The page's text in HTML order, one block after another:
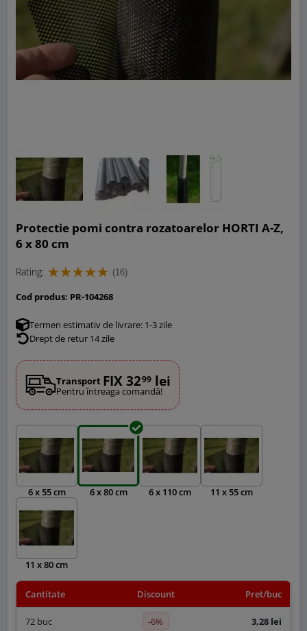
Protectie pomi contra rozatoarelor HORTI A-Z,
6 x 80 cm
Rating: (16)
Cod produs: PR-104268
Termen estimativ de livrare: 1-3 zile
Drept de retur 14 zile
Transport FIX 3299 lei
Pentru întreaga comandă!
6 x 55 cm 6 x 80 cm 6 x 110 cm 11 x 55 cm
11 x 80 cm
Cantitate Discount Pret/buc
72 buc -6% 3,28 lei